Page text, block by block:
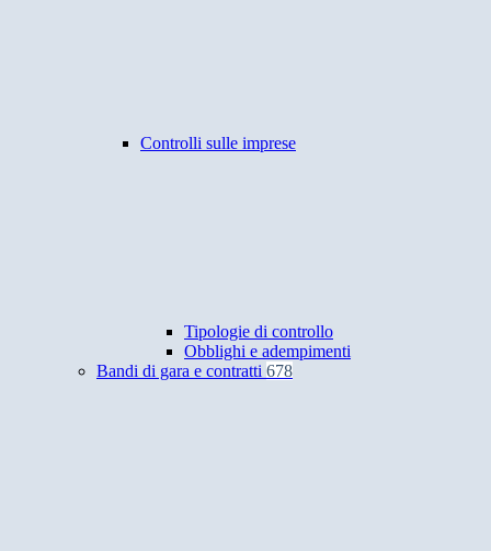
Controlli sulle imprese
Tipologie di controllo
Obblighi e adempimenti
Bandi di gara e contratti 678